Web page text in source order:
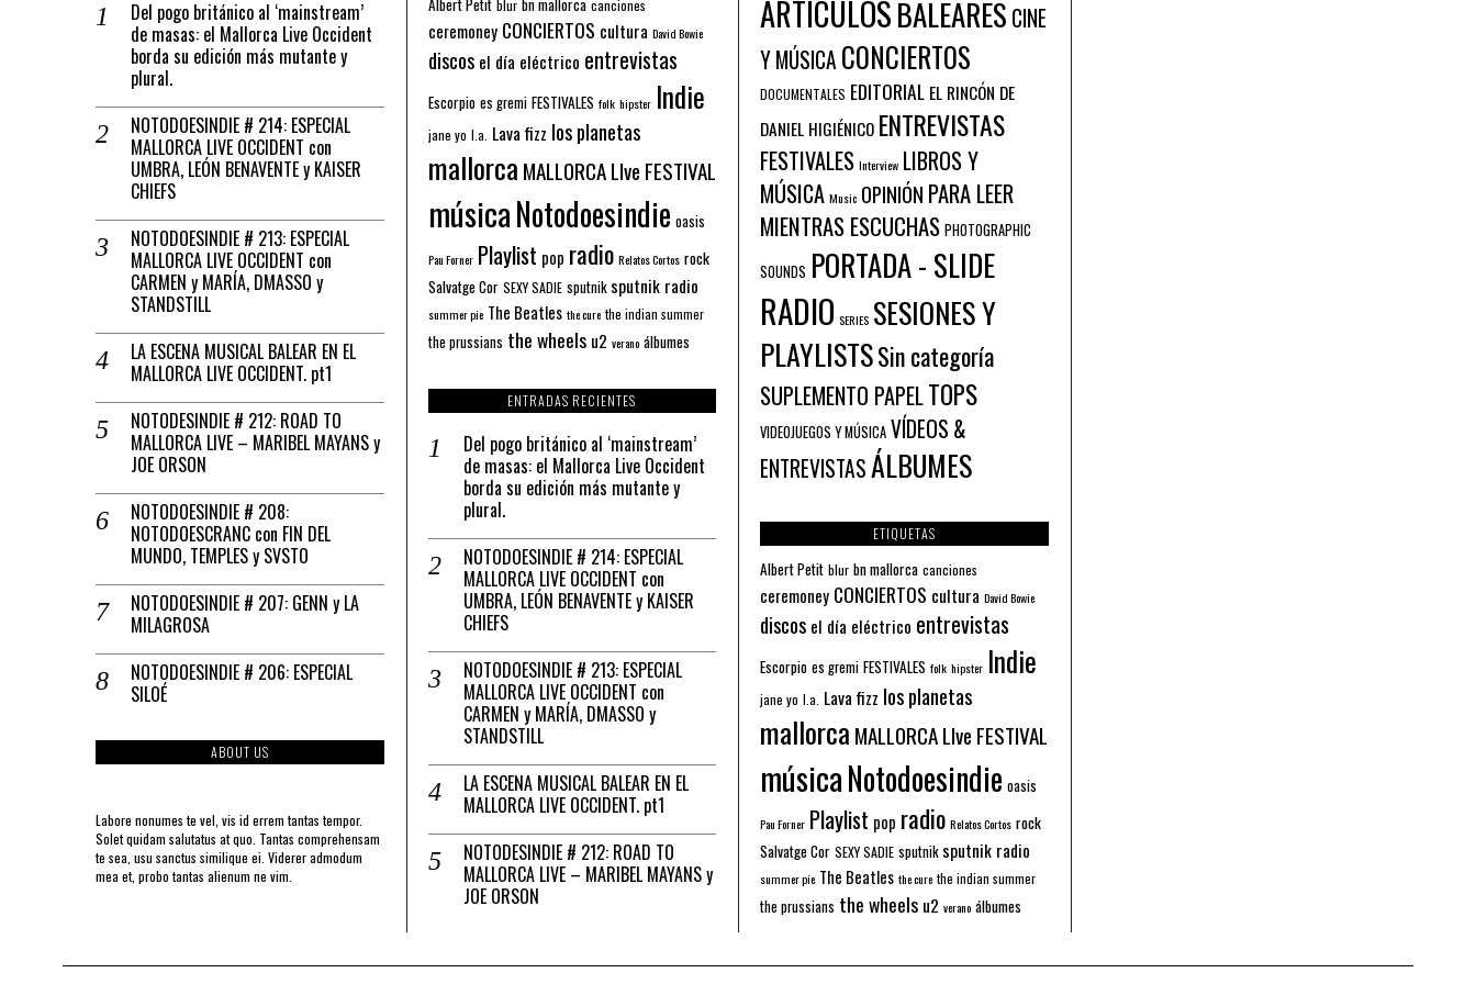
Del pogo británico al ‘mainstream’
de masas: el Mallorca Live Occident
borda su edición más mutante y
plural.
NOTODOESINDIE # 214: ESPECIAL
MALLORCA LIVE OCCIDENT con
UMBRA, LEÓN BENAVENTE y KAISER
CHIEFS
NOTODOESINDIE # 213: ESPECIAL
MALLORCA LIVE OCCIDENT con
CARMEN y MARÍA, DMASSO y
STANDSTILL
LA ESCENA MUSICAL BALEAR EN EL
MALLORCA LIVE OCCIDENT. pt1
NOTODESINDIE # 212: ROAD TO
MALLORCA LIVE – MARIBEL MAYANS y
JOE ORSON
NOTODOESINDIE # 208:
NOTODOESCRANC con FIN DEL
MUNDO, TEMPLES y SVSTO
NOTODOESINDIE # 207: GENN y LA
MILAGROSA
NOTODOESINDIE # 206: ESPECIAL
SILOÉ
ABOUT US
Labore nonumes te vel, vis id errem tantas tempor.
Solet quidam salutatus at quo. Tantas comprehensam
te sea, usu sanctus similique ei. Viderer admodum
mea et, probo tantas alienum ne vim.
blur canciones
ceremoney CONCIERTOS cultura David Bowie
discos el día eléctrico entrevistas
Escorpio es gremi FESTIVALES folk hipster Indie
jane yo l.a. Lava fizz los planetas
mallorca MALLORCA LIve FESTIVAL
músicaNotodoesindie oasis
Pau Forner Playlist pop radio Relatos Cortos rock
Salvatge Cor SEXY SADIE sputnik sputnik radio
summer pie The Beatles the cure the indian summer
the prussians the wheels u2 verano álbumes
ENTRADAS RECIENTES
Del pogo británico al ‘mainstream’
de masas: el Mallorca Live Occident
borda su edición más mutante y
plural.
NOTODOESINDIE # 214: ESPECIAL
MALLORCA LIVE OCCIDENT con
UMBRA, LEÓN BENAVENTE y KAISER
CHIEFS
NOTODOESINDIE # 213: ESPECIAL
MALLORCA LIVE OCCIDENT con
CARMEN y MARÍA, DMASSO y
STANDSTILL
LA ESCENA MUSICAL BALEAR EN EL
MALLORCA LIVE OCCIDENT. pt1
NOTODESINDIE # 212: ROAD TO
MALLORCA LIVE – MARIBEL MAYANS y
JOE ORSON
ARTÍCULOSBALEARES CINE
Y MÚSICA CONCIERTOS
DOCUMENTALES EDITORIAL EL RINCÓN DE
DANIEL HIGIÉNICO ENTREVISTAS
FESTIVALES Interview LIBROS Y
MÚSICA Music OPINIÓN PARA LEER
MIENTRAS ESCUCHAS PHOTOGRAPHIC
SOUNDS PORTADA - SLIDE
RADIO SERIES SESIONES Y
PLAYLISTSSin categoría
SUPLEMENTO PAPELTOPS
VIDEOJUEGOS Y MÚSICA VÍDEOS &
ENTREVISTASÁLBUMES
ETIQUETAS
Albert Petit blur bn mallorca canciones
ceremoney CONCIERTOS cultura David Bowie
discos el día eléctrico entrevistas
Escorpio es gremi FESTIVALES folk hipster Indie
jane yo l.a. Lava fizz los planetas
mallorca MALLORCA LIve FESTIVAL
músicaNotodoesindie oasis
Pau Forner Playlist pop radio Relatos Cortos rock
Salvatge Cor SEXY SADIE sputnik sputnik radio
summer pie The Beatles the cure the indian summer
the prussians the wheels u2 verano álbumes